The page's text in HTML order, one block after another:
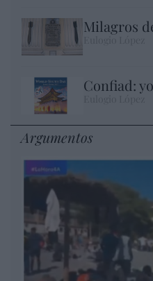
Milagros
Confiad:
Argumentos